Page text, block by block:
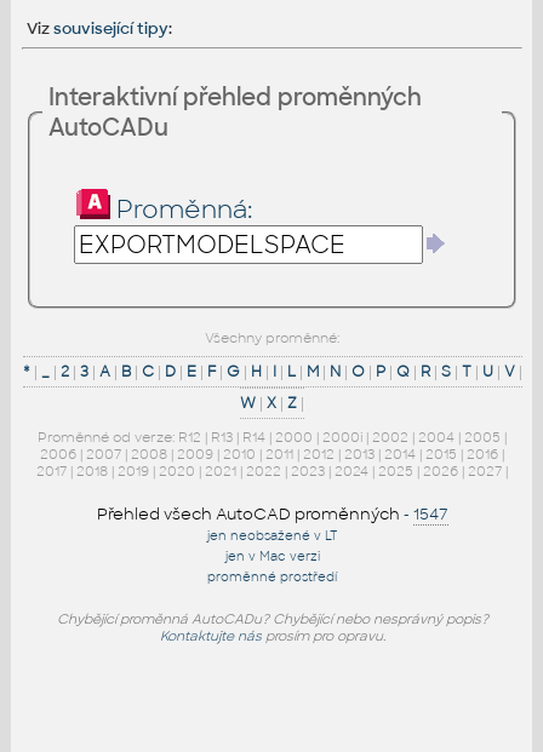
Vizsouvisející tipy:
Interaktivní přehled proměnných
AutoCADu
Proměnná:
Všechny proměnné:
*| _| 2| 3| A| B| C| D| E| F| G| H | I| L| M| N| O| P| Q| R| S| T| U| V|
W | X | Z |
Proměnné od verze: R12 | R13 | R14 | 2000 | 2000i | 2002 | 2004 | 2005 |
2006 | 2007 | 2008 | 2009 | 2010 | 2011 | 2012 | 2013 | 2014 | 2015 | 2016 |
2017 | 2018 | 2019 | 2020 | 2021 | 2022 | 2023 | 2024 | 2025 | 2026 | 2027 |
Přehled všech AutoCAD proměnných - 1547
jen neobsažené v LT
jen v Mac verzi
proměnné prostředí
Chybějící proměnná AutoCADu? Chybějící nebo nesprávný popis?
Kontaktujte násprosím pro opravu.